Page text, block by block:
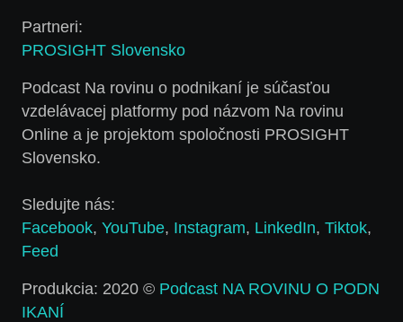
Partneri:
PROSIGHT Slovensko
Podcast Na rovinu o podnikaní je súčasťou
vzdelávacej platformy pod názvom Na rovinu
Online a je projektom spoločnosti PROSIGHT
Slovensko.
Sledujte nás:
Facebook, YouTube, Instagram, LinkedIn, Tiktok,
Feed
Produkcia: 2020 © Podcast NA ROVINU O PODN
IKANÍ